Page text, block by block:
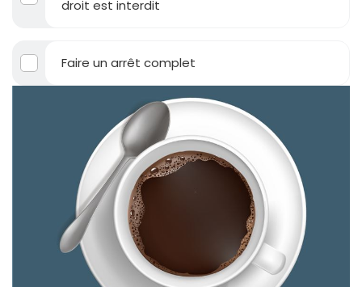
droit est interdit
Faire un arrêt complet